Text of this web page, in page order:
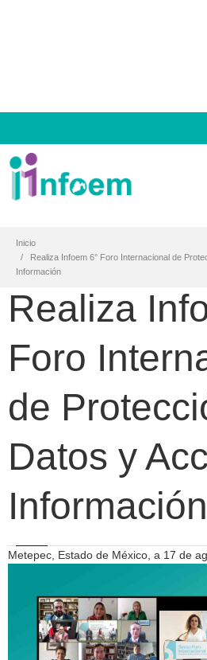
Inicio
Realiza Infoem 6° Foro Internacional de
Información
Realiza
Foro
de
Datos y
Información
Metepec, Estado de México, a 17 de